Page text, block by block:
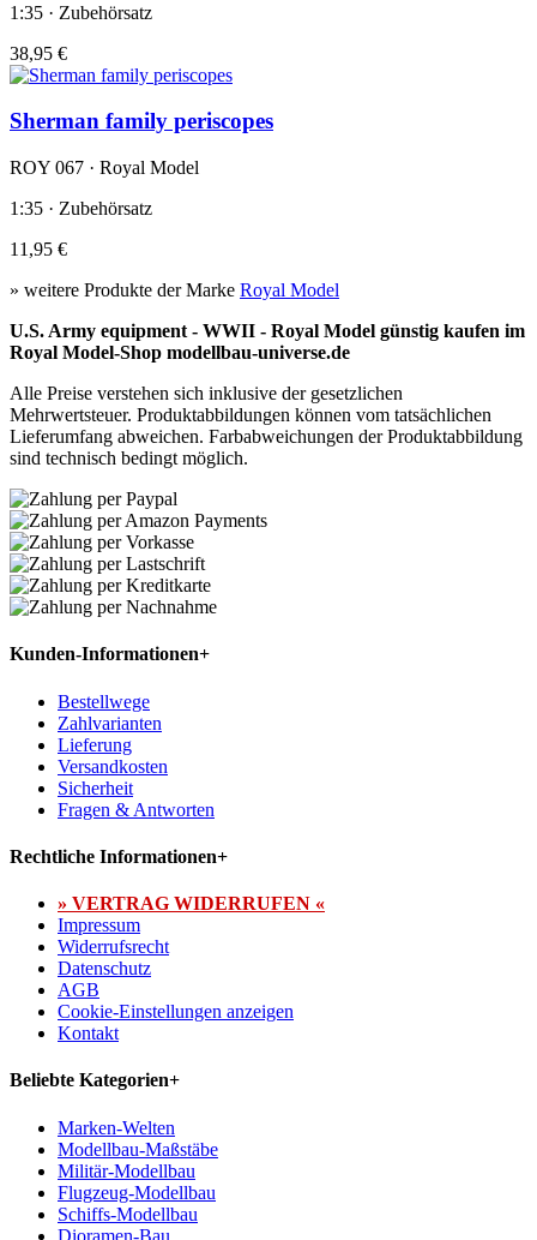
1:35 · Zubehörsatz
38,95 €
Sherman family periscopes
ROY 067 · Royal Model
1:35 · Zubehörsatz
11,95 €
» weitere Produkte der Marke Royal Model
U.S. Army equipment - WWII - Royal Model günstig kaufen im
Royal Model-Shop modellbau-universe.de
Alle Preise verstehen sich inklusive der gesetzlichen
Mehrwertsteuer. Produktabbildungen können vom tatsächlichen
Lieferumfang abweichen. Farbabweichungen der Produktabbildung
sind technisch bedingt möglich.
Kunden-Informationen+
Bestellwege
Zahlvarianten
Lieferung
Versandkosten
Sicherheit
Fragen & Antworten
Rechtliche Informationen+
» VERTRAG WIDERRUFEN «
Impressum
Widerrufsrecht
Datenschutz
AGB
Cookie-Einstellungen anzeigen
Kontakt
Beliebte Kategorien+
Marken-Welten
Modellbau-Maßstäbe
Militär-Modellbau
Flugzeug-Modellbau
Schiffs-Modellbau
Dioramen-Bau